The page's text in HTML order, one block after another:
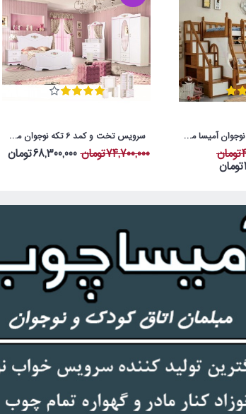
تخت دو طبقه نوزاد و نوجوان آمیسا مدل سلطان کوچولو سرویس تخت و کمد 6 تکه نوجوان مدل پرنس
74,700,000تومان 68,300,000تومان